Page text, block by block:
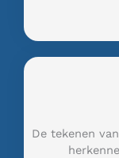
De tekenen